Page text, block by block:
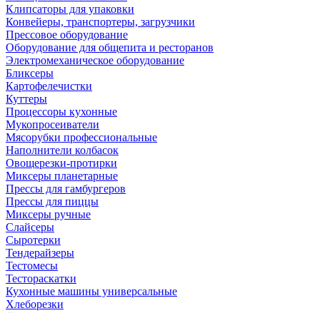
Клипсаторы для упаковки
Конвейеры, транспортеры, загрузчики
Прессовое оборудование
Оборудование для общепита и ресторанов
Электромеханическое оборудование
Бликсеры
Картофелечистки
Куттеры
Процессоры кухонные
Мукопросеиватели
Мясорубки профессиональные
Наполнители колбасок
Овощерезки-протирки
Миксеры планетарные
Прессы для гамбургеров
Прессы для пиццы
Миксеры ручные
Слайсеры
Сыротерки
Тендерайзеры
Тестомесы
Тестораскатки
Кухонные машины универсальные
Хлеборезки